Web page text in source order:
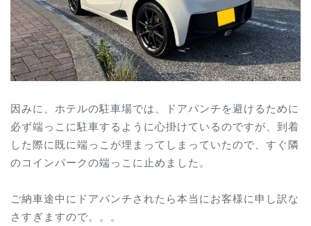
因みに、ホテルの駐車場では、ドアパンチを避けるために
必ず端っこに駐車するように心掛けているのですが、到着
した際に既に端っこが埋まってしまっていたので、すぐ隣
のコインパークの端っこに止めました。
ご納車途中にドアパンチされたら本当にお客様に申し訳な
さすぎますので。。。